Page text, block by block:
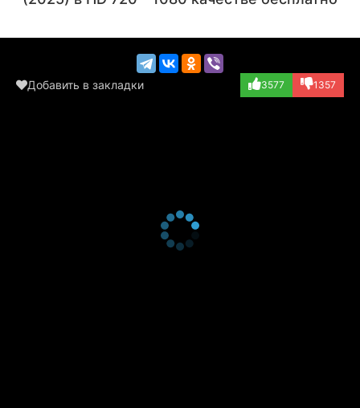
Добавить в закладки 3577 1357